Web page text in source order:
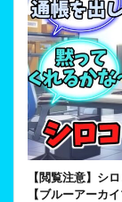
【閲覧注意】シ
【ブルーアーカイ